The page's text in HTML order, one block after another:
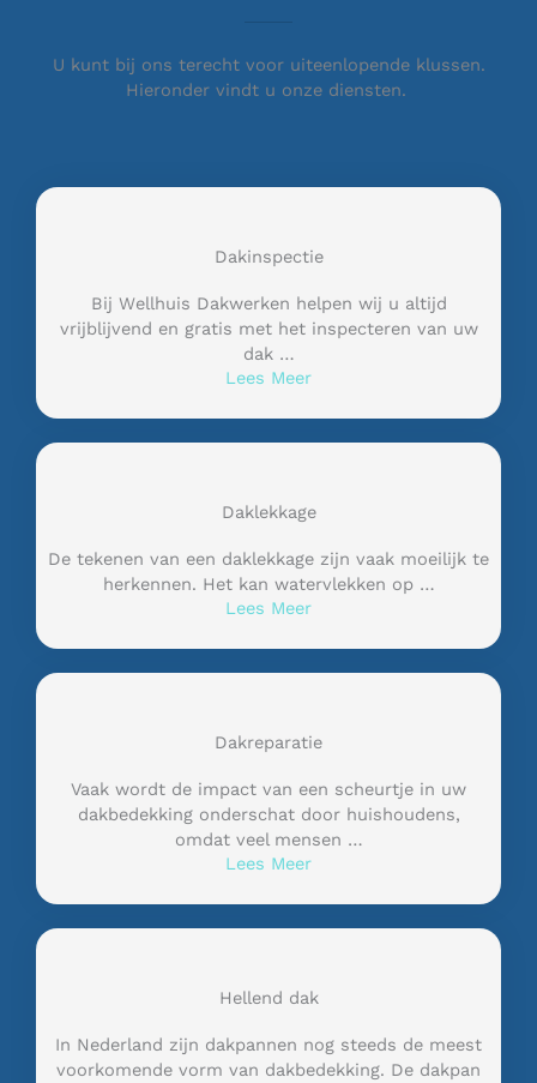
U kunt bij ons terecht voor uiteenlopende klussen.
Hieronder vindt u onze diensten.
Dakinspectie
Bij Wellhuis Dakwerken helpen wij u altijd
vrijblijvend en gratis met het inspecteren van uw
dak …
Lees Meer
Daklekkage
De tekenen van een daklekkage zijn vaak moeilijk te
herkennen. Het kan watervlekken op …
Lees Meer
Dakreparatie
Vaak wordt de impact van een scheurtje in uw
dakbedekking onderschat door huishoudens,
omdat veel mensen …
Lees Meer
Hellend dak
In Nederland zijn dakpannen nog steeds de meest
voorkomende vorm van dakbedekking. De dakpan